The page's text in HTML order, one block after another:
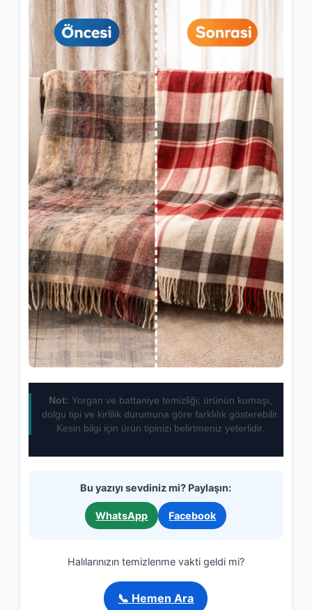
Not: Yorgan ve battaniye temizliği; ürünün kumaşı,
dolgu tipi ve kirlilik durumuna göre farklılık gösterebilir.
Kesin bilgi için ürün tipinizi belirtmeniz yeterlidir.
Bu yazıyı sevdiniz mi? Paylaşın:
WhatsApp Facebook
Halılarınızın temizlenme vakti geldi mi?
📞 Hemen Ara